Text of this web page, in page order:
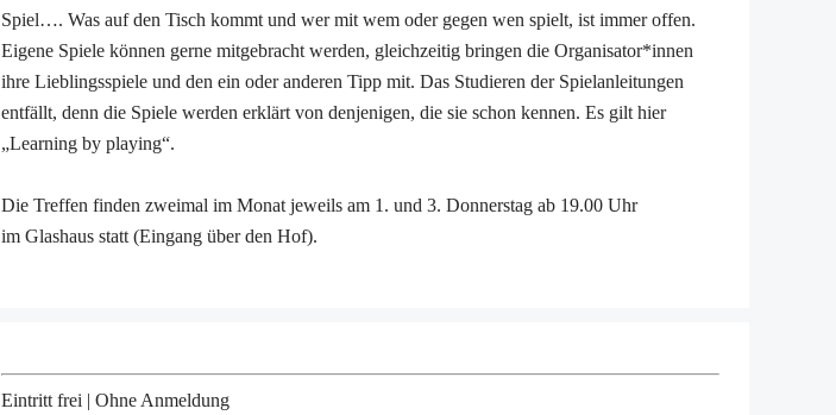
Spiel…. Was auf den Tisch kommt und wer mit wem oder gegen wen spielt, ist immer offen.
Eigene Spiele können gerne mitgebracht werden, gleichzeitig bringen die Organisator*innen
ihre Lieblingsspiele und den ein oder anderen Tipp mit. Das Studieren der Spielanleitungen
entfällt, denn die Spiele werden erklärt von denjenigen, die sie schon kennen. Es gilt hier
„Learning by playing“.
Die Treffen finden zweimal im Monat jeweils am 1. und 3. Donnerstag ab 19.00 Uhr
im Glashaus statt (Eingang über den Hof).
Eintritt frei | Ohne Anmeldung